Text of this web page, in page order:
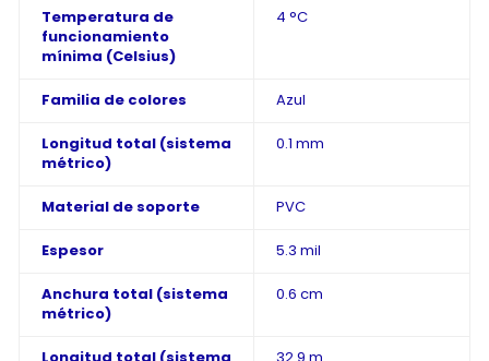
Temperatura de
funcionamiento
mínima (Celsius)
4 °C
Familia de colores Azul
Longitud total (sistema
métrico)
0.1 mm
Material de soporte PVC
Espesor 5.3 mil
Anchura total (sistema
métrico)
0.6 cm
Longitud total (sistema 32.9 m